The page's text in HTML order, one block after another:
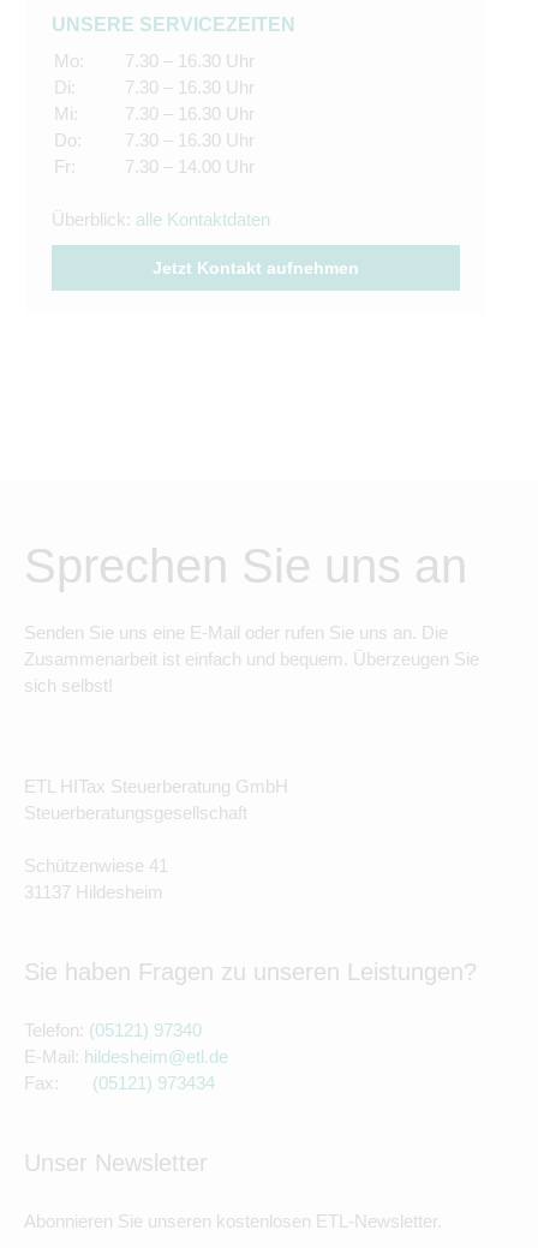
UNSERE SERVICEZEITEN
Mo:
Di:
Mi:
Do:
Fr:
7.30 – 16.30 Uhr
7.30 – 16.30 Uhr
7.30 – 16.30 Uhr
7.30 – 16.30 Uhr
7.30 – 14.00 Uhr
Überblick: alle Kontaktdaten
Jetzt Kontakt aufnehmen
Sprechen Sie uns an
Senden Sie uns eine E-Mail oder rufen Sie uns an. Die
Zusammenarbeit ist einfach und bequem. Überzeugen Sie
sich selbst!
ETL HITax Steuerberatung GmbH
Steuerberatungsgesellschaft
Schützenwiese 41
31137 Hildesheim
Sie haben Fragen zu unseren Leistungen?
Telefon: (05121) 97340
E-Mail: hildesheim@etl.de
Fax: (05121) 973434
Unser Newsletter
Abonnieren Sie unseren kostenlosen ETL-Newsletter.